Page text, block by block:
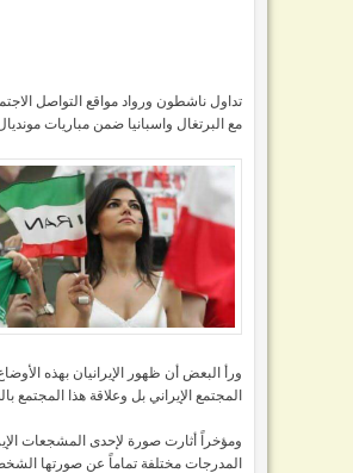
تداول ناشطون ورواد مواقع التواصل
مع البرتغال واسبانيا ضمن مباريات مونديال 2018 في روسيا
ورأ البعض أن ظهور الإيرانيان بهذه
المجتمع الإيراني بل وعلاقة هذا المجتمع
ومؤخراً أثارت صورة لإحدى المشجعات
المدرجات مختلفة تماماً عن صورتها